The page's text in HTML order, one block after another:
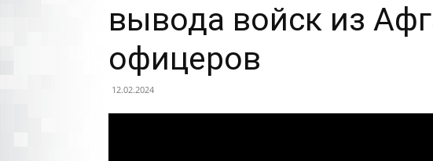
вывода войск из
офицеров
12.02.2024